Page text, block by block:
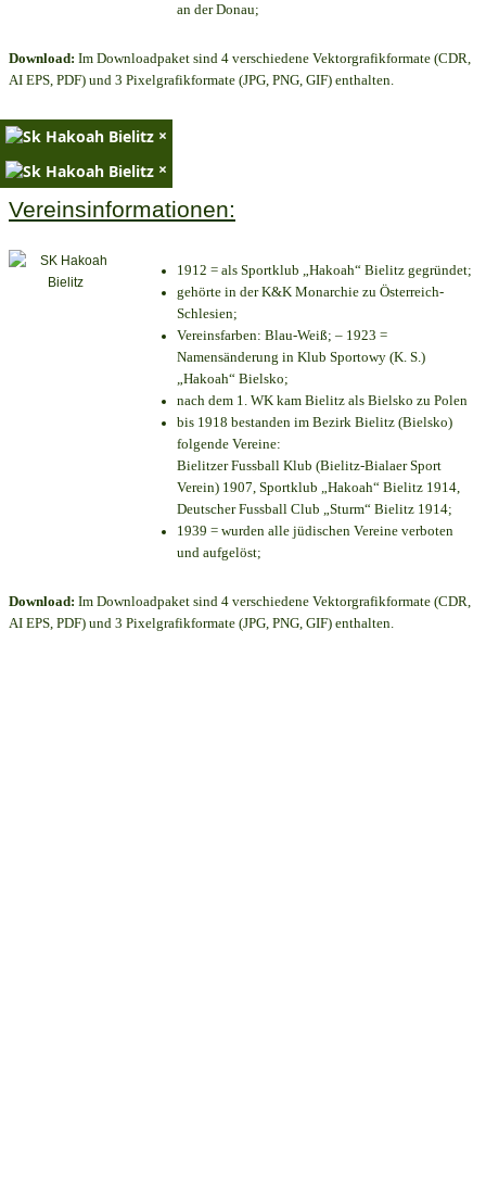
an der Donau;
Download: Im Downloadpaket sind 4 verschiedene Vektorgrafikformate (CDR,
AI EPS, PDF) und 3 Pixelgrafikformate (JPG, PNG, GIF) enthalten.
×
×
Vereinsinformationen:
1912 = als Sportklub „Hakoah“ Bielitz gegründet;
gehörte in der K&K Monarchie zu Österreich-
Schlesien;
Vereinsfarben: Blau-Weiß; – 1923 =
Namensänderung in Klub Sportowy (K. S.)
„Hakoah“ Bielsko;
nach dem 1. WK kam Bielitz als Bielsko zu Polen
bis 1918 bestanden im Bezirk Bielitz (Bielsko)
folgende Vereine:
Bielitzer Fussball Klub (Bielitz-Bialaer Sport
Verein) 1907, Sportklub „Hakoah“ Bielitz 1914,
Deutscher Fussball Club „Sturm“ Bielitz 1914;
1939 = wurden alle jüdischen Vereine verboten
und aufgelöst;
Download: Im Downloadpaket sind 4 verschiedene Vektorgrafikformate (CDR,
AI EPS, PDF) und 3 Pixelgrafikformate (JPG, PNG, GIF) enthalten.